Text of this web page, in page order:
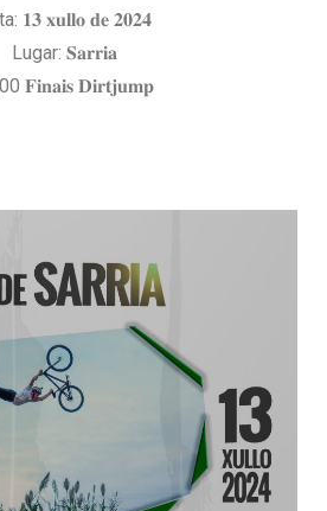
𝟏𝟑 𝐱𝐮𝐥𝐥𝐨 𝐝𝐞 𝟐𝟎𝟐𝟒
Lugar: 𝐒𝐚𝐫𝐫𝐢𝐚
𝐅𝐢𝐧𝐚𝐢𝐬 𝐃𝐢𝐫𝐭𝐣𝐮𝐦𝐩